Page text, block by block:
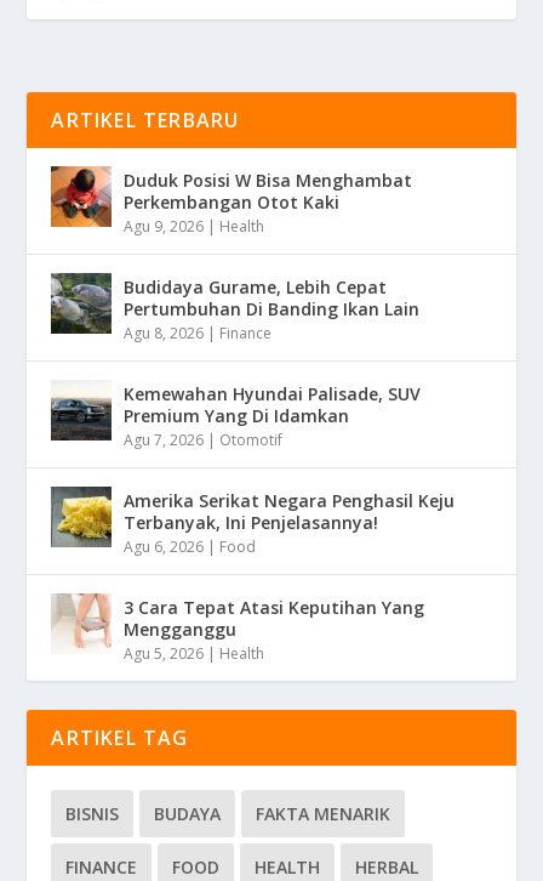
ARTIKEL TERBARU
Duduk Posisi W Bisa Menghambat
Perkembangan Otot Kaki
Agu 9, 2026 | Health
Budidaya Gurame, Lebih Cepat
Pertumbuhan Di Banding Ikan Lain
Agu 8, 2026 | Finance
Kemewahan Hyundai Palisade, SUV
Premium Yang Di Idamkan
Agu 7, 2026 | Otomotif
Amerika Serikat Negara Penghasil Keju
Terbanyak, Ini Penjelasannya!
Agu 6, 2026 | Food
3 Cara Tepat Atasi Keputihan Yang
Mengganggu
Agu 5, 2026 | Health
ARTIKEL TAG
BISNIS BUDAYA FAKTA MENARIK
FINANCE FOOD HEALTH HERBAL